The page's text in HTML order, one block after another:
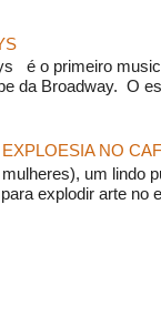
é o primeiro
da Broadway. O
NO
um lindo
explodir arte no